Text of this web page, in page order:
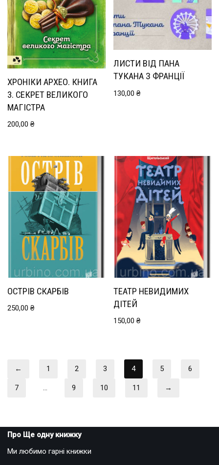
ХРОНІКИ АРХЕО. КНИГА
3. СЕКРЕТ ВЕЛИКОГО
МАГІСТРА
200,00 ₴
ЛИСТИ ВІД ПАНА
ТУКАНА З ФРАНЦІЇ
130,00₴
ОСТРІВ СКАРБІВ
250,00 ₴
ТЕАТР НЕВИДИМИХ
ДІТЕЙ
150,00₴
← 1 2 3 4 5 6
7 … 9 10 11 →
Про Ще одну книжку
Ми любимо гарні книжки